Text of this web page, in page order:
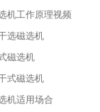
机工作原理视频
选磁选机
磁选机
式磁选机
机适用场合